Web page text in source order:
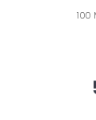
100